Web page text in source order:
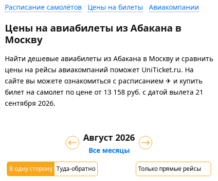
Расписание самолётов Цены на билеты Авиакомпании
Цены на авиабилеты из Абакана в
Москву
Найти дешевые авиабилеты из Абакана в Москву и сравнить
цены на рейсы авиакомпаний поможет UniTicket.ru. На
сайте вы можете ознакомиться с расписанием ✈ и купить
билет на самолет по цене от 13 158 руб. с датой вылета 21
сентября 2026.
В одну сторону Туда-обратно Только прямые рейсы
Август 2026
Все месяцы